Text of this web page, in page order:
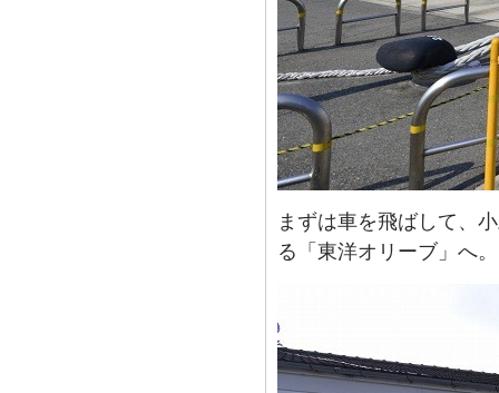
まずは車を飛ばして、
る「東洋オリーブ」へ。